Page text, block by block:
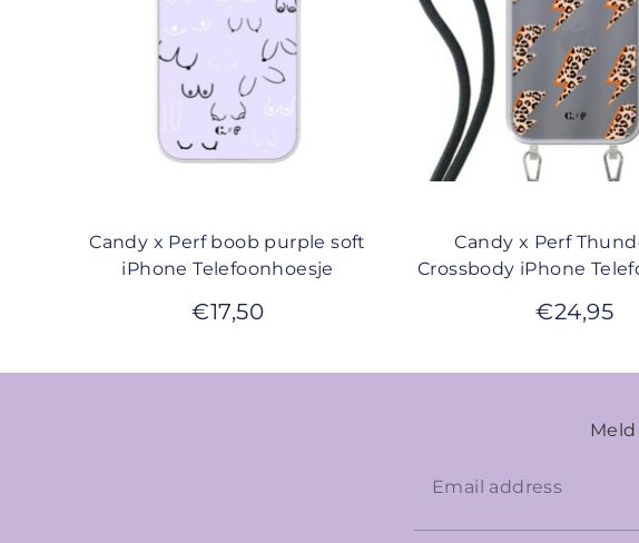
Candy x Perf boob purple soft
iPhone Telefoonhoesje
€17,50
Candy x Perf
Crossbody iPhone
€24,95